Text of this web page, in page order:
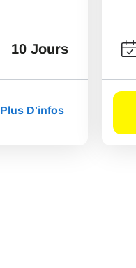
10 Jours
Plus D'infos